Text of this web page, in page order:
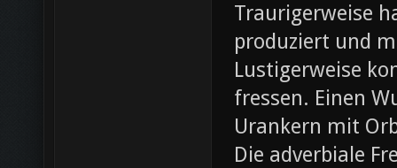
Traurigerweise
produziert und
Lustigerweise
fressen. Einen
Urankern mit
Die adverbiale